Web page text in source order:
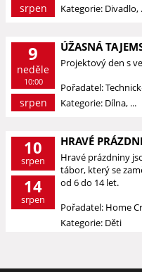
srpen
Kategorie: Divadlo,
9
neděle
10:00
srpen
ÚŽASNÁ
Projektový den s
Pořadatel:
Kategorie: Dílna, ...
10
srpen
14
srpen
HRAVÉ
Hravé prázdniny
tábor, který se
od 6 do 14 let.
Pořadatel: Home
Kategorie: Děti